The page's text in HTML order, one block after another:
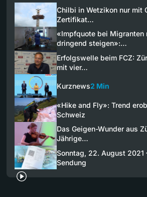
Chilbi in Wetzikon nur mit
Zertifikat…
«Impfquote bei Migranten
dringend steigen»:…
Erfolgswelle beim FCZ:
mit vier…
Kurznews2 Min
«Hike and Fly»: Trend
Schweiz
Das Geigen-Wunder aus
Jährige…
Sonntag, 22. August
Sendung